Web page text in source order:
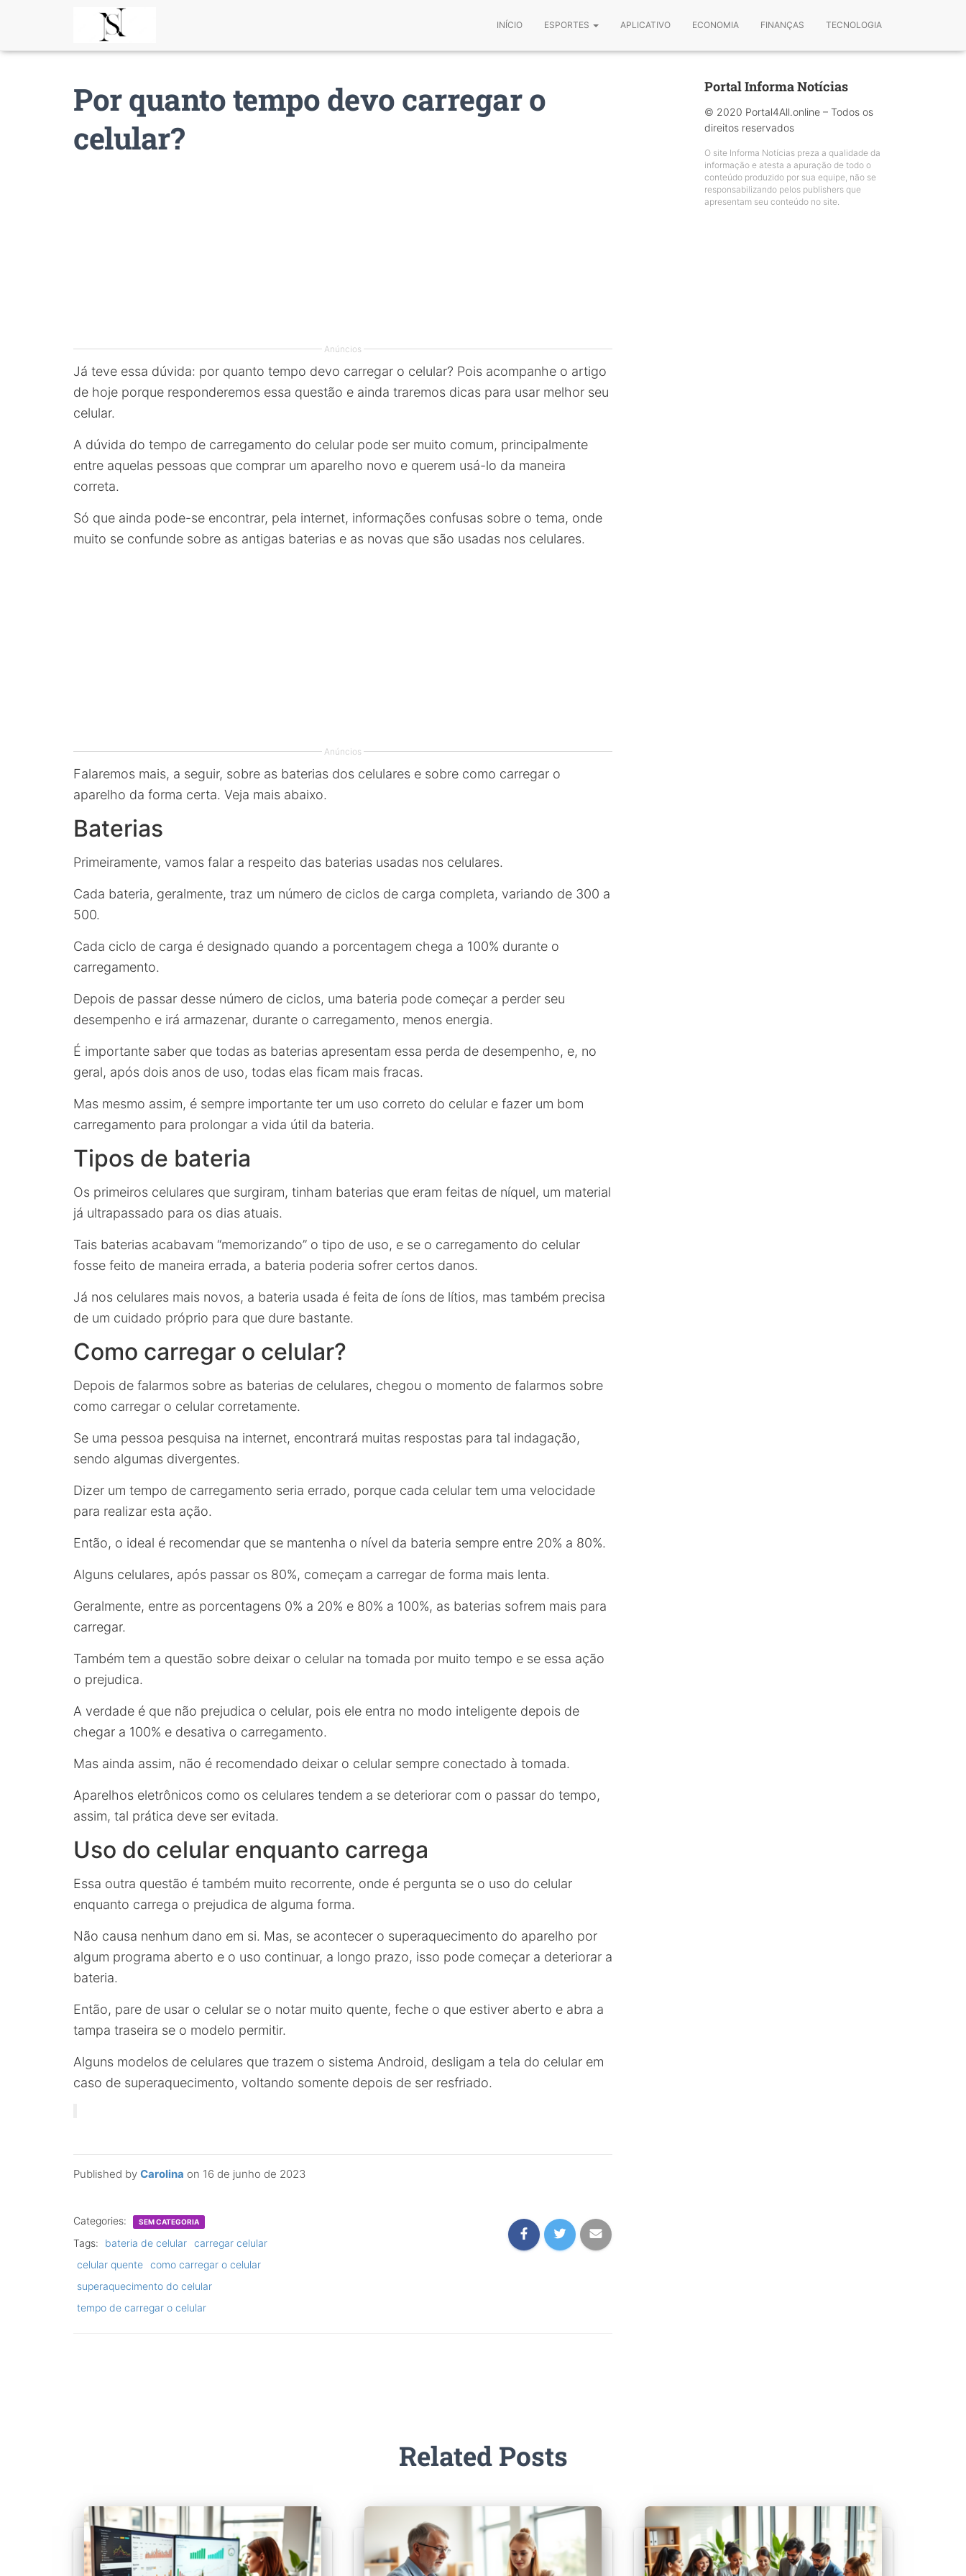
INÍCIO ESPORTES APLICATIVO ECONOMIA FINANÇAS TECNOLOGIA
Por quanto tempo devo carregar o
celular?
Published by Carolina on 16 de junho de 2023
Anúncios
Já teve essa dúvida: por quanto tempo devo carregar o celular? Pois acompanhe o artigo
de hoje porque responderemos essa questão e ainda traremos dicas para usar melhor seu
celular.
A dúvida do tempo de carregamento do celular pode ser muito comum, principalmente
entre aquelas pessoas que comprar um aparelho novo e querem usá-lo da maneira
correta.
Só que ainda pode-se encontrar, pela internet, informações confusas sobre o tema, onde
muito se confunde sobre as antigas baterias e as novas que são usadas nos celulares.
Anúncios
Falaremos mais, a seguir, sobre as baterias dos celulares e sobre como carregar o
aparelho da forma certa. Veja mais abaixo.
Baterias
Primeiramente, vamos falar a respeito das baterias usadas nos celulares.
Cada bateria, geralmente, traz um número de ciclos de carga completa, variando de 300 a
500.
Cada ciclo de carga é designado quando a porcentagem chega a 100% durante o
carregamento.
Depois de passar desse número de ciclos, uma bateria pode começar a perder seu
desempenho e irá armazenar, durante o carregamento, menos energia.
É importante saber que todas as baterias apresentam essa perda de desempenho, e, no
geral, após dois anos de uso, todas elas ficam mais fracas.
Mas mesmo assim, é sempre importante ter um uso correto do celular e fazer um bom
carregamento para prolongar a vida útil da bateria.
Tipos de bateria
Os primeiros celulares que surgiram, tinham baterias que eram feitas de níquel, um material
já ultrapassado para os dias atuais.
Tais baterias acabavam “memorizando” o tipo de uso, e se o carregamento do celular
fosse feito de maneira errada, a bateria poderia sofrer certos danos.
Já nos celulares mais novos, a bateria usada é feita de íons de lítios, mas também precisa
de um cuidado próprio para que dure bastante.
Como carregar o celular?
Depois de falarmos sobre as baterias de celulares, chegou o momento de falarmos sobre
como carregar o celular corretamente.
Se uma pessoa pesquisa na internet, encontrará muitas respostas para tal indagação,
sendo algumas divergentes.
Dizer um tempo de carregamento seria errado, porque cada celular tem uma velocidade
para realizar esta ação.
Então, o ideal é recomendar que se mantenha o nível da bateria sempre entre 20% a 80%.
Alguns celulares, após passar os 80%, começam a carregar de forma mais lenta.
Geralmente, entre as porcentagens 0% a 20% e 80% a 100%, as baterias sofrem mais para
carregar.
Também tem a questão sobre deixar o celular na tomada por muito tempo e se essa ação
o prejudica.
A verdade é que não prejudica o celular, pois ele entra no modo inteligente depois de
chegar a 100% e desativa o carregamento.
Mas ainda assim, não é recomendado deixar o celular sempre conectado à tomada.
Aparelhos eletrônicos como os celulares tendem a se deteriorar com o passar do tempo,
assim, tal prática deve ser evitada.
Uso do celular enquanto carrega
Essa outra questão é também muito recorrente, onde é pergunta se o uso do celular
enquanto carrega o prejudica de alguma forma.
Não causa nenhum dano em si. Mas, se acontecer o superaquecimento do aparelho por
algum programa aberto e o uso continuar, a longo prazo, isso pode começar a deteriorar a
bateria.
Então, pare de usar o celular se o notar muito quente, feche o que estiver aberto e abra a
tampa traseira se o modelo permitir.
Alguns modelos de celulares que trazem o sistema Android, desligam a tela do celular em
caso de superaquecimento, voltando somente depois de ser resfriado.
Categories: SEM CATEGORIA
Tags: bateria de celular carregar celular
celular quente como carregar o celular
superaquecimento do celular
tempo de carregar o celular
Portal Informa Notícias
© 2020 Portal4All.online – Todos os
direitos reservados
O site Informa Notícias preza a qualidade da
informação e atesta a apuração de todo o
conteúdo produzido por sua equipe, não se
responsabilizando pelos publishers que
apresentam seu conteúdo no site.
Related Posts